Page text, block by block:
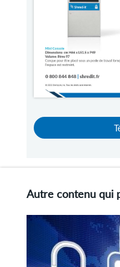
Autre contenu qui